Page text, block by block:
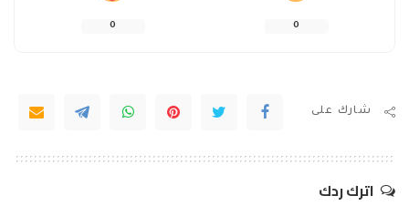
0
0
شارك على
اترك ردك